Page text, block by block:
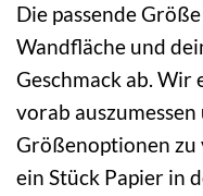
Die passende
Wandfläche und
Geschmack ab. Wir
vorab
Größenoptionen zu
ein Stück Papier in